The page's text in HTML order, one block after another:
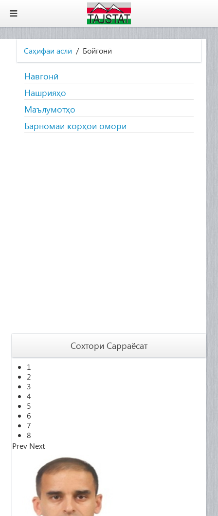
Саҳифаи аслӣ Бойгонӣ
Навгонӣ
Нашрияҳо
Маълумотҳо
Барномаи корҳои оморӣ
Сохтори Сарраёсат
1
2
3
4
5
6
7
8
Prev Next